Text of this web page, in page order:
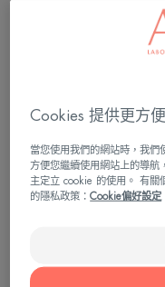
標題；細節
標題；細節
Cookies 提供更方
當您使用我們的網站時，我
方便您繼續使用網站上的導航
主定立 cookie 的使用。 有關
的隱私政策：Cookie偏好設定